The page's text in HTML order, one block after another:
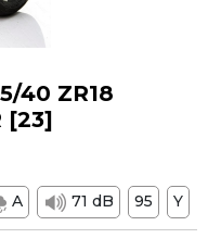
40 ZR18
[23]
A 71 dB 95 Y